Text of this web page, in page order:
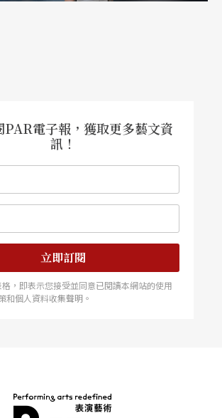
最低。但我們每次都在冒險。」
奧運在九月五日開幕演出，七月
接下十台捲揚機的製作（含四種不
工程。如此大型的國際級開幕展
此壓縮的工作時間，能夠順利完成
，在楊金源心中，卻有無法釋懷的
有四台要飛昆蟲造型的特技演員，
前一天，不知道為什麼，場館大電
PAR電子報，獲取更多藝文資
訊！
立即訂閱
，即表示您接受並同意已閱讀本網站的使用
和個人資料收集聲明。